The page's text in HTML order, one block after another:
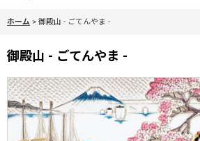
ホーム > 御殿山 - ごてんやま -
御殿山 - ごてんやま -